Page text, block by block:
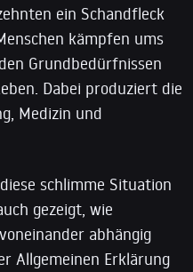
ein Schandfleck
kämpfen ums
Grundbedürfnissen
Dabei produziert die
Medizin und
schlimme Situation
gezeigt, wie
abhängig
Allgemeinen Erklärung